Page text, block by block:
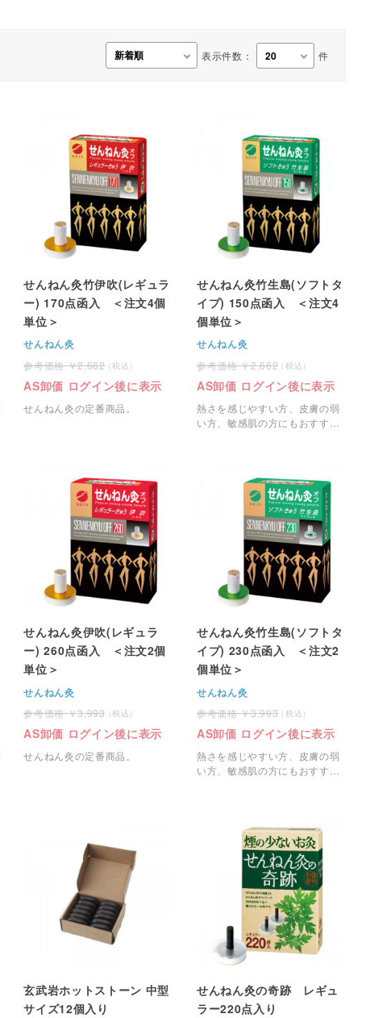
表示件数： 件
せんねん灸竹伊吹(レギュラ
ー) 170点函入 ＜注文4個
単位＞
せんねん灸
2,662
AS卸価 ログイン後に表示
せんねん灸の定番商品。
せんねん灸竹生島(ソフトタ
イプ) 150点函入 ＜注文4
個単位＞
せんねん灸
2,662
AS卸価 ログイン後に表示
熱さを感じやすい方、皮膚の弱
い方、敏感肌の方にもおすす
せんねん灸伊吹(レギュラ
ー) 260点函入 ＜注文2個
単位＞
せんねん灸
3,993
AS卸価 ログイン後に表示
せんねん灸の定番商品。
せんねん灸竹生島(ソフトタ
イプ) 230点函入 ＜注文2
個単位＞
せんねん灸
3,993
AS卸価 ログイン後に表示
熱さを感じやすい方、皮膚の弱
い方、敏感肌の方にもおすす
玄武岩ホットストーン 中型
サイズ12個入り
せんねん灸の奇跡 レギュ
ラー220点入り